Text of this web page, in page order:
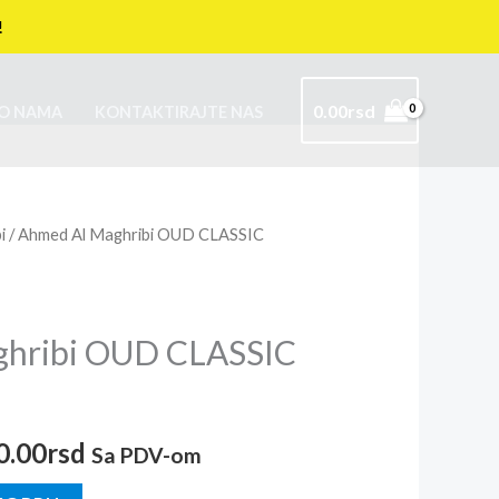
0.00rsd
/ Ahmed Al Maghribi OUD CLASSIC
OUD CLASSIC
rsd
Trenutna
je:
Sa PDV-om